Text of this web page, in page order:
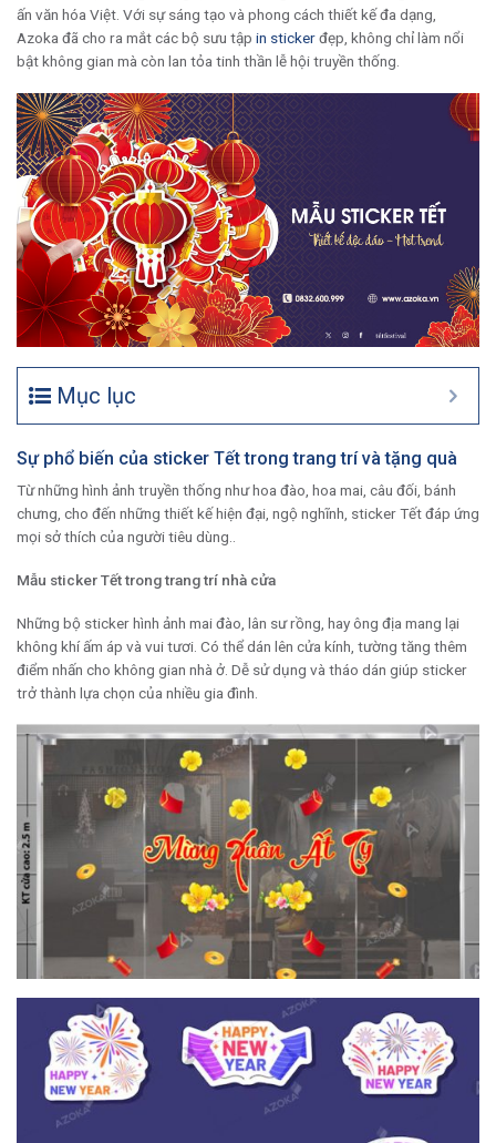
ấn văn hóa Việt. Với sự sáng tạo và phong cách thiết kế đa dạng,
Azoka đã cho ra mắt các bộ sưu tập in stickerđẹp, không chỉ làm nổi
bật không gian mà còn lan tỏa tinh thần lễ hội truyền thống.
Mục lục
Sự phổ biến của sticker Tết trong trang trí và tặng quà
Từ những hình ảnh truyền thống như hoa đào, hoa mai, câu đối, bánh
chưng, cho đến những thiết kế hiện đại, ngộ nghĩnh, sticker Tết đáp ứng
mọi sở thích của người tiêu dùng..
Mẫu sticker Tết trong trang trí nhà cửa
Những bộ sticker hình ảnh mai đào, lân sư rồng, hay ông địa mang lại
không khí ấm áp và vui tươi. Có thể dán lên cửa kính, tường tăng thêm
điểm nhấn cho không gian nhà ở. Dễ sử dụng và tháo dán giúp sticker
trở thành lựa chọn của nhiều gia đình.